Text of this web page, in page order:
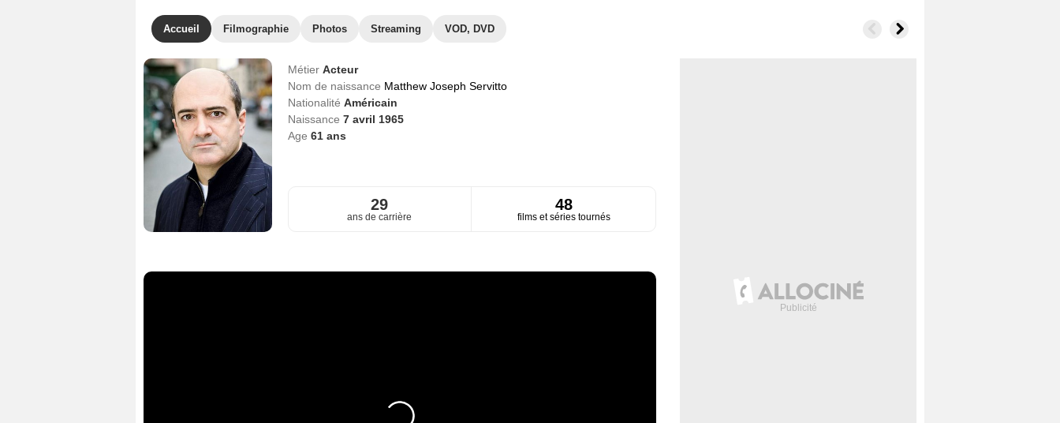
Accueil Filmographie Photos Streaming VOD, DVD
Métier Acteur
Nom de naissance Matthew Joseph Servitto
Nationalité Américain
Naissance 7 avril 1965
Age 61ans
29
ans de carrière
48
films et séries tournés